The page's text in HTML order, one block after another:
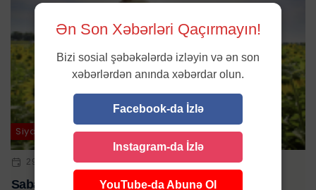
Siyasət
29 MAY 2025 | 12:50
Sabah 33° isti olacaq
Ən Son Xəbərləri Qaçırmayın!
Bizi sosial şəbəkələrdə izləyin və ən son
xəbərlərdən anında xəbərdar olun.
Facebook-da İzlə
Instagram-da İzlə
YouTube-da Abunə Ol